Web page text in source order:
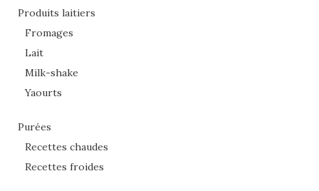
Produits laitiers
Fromages
Lait
Milk-shake
Yaourts
Purées
Recettes chaudes
Recettes froides